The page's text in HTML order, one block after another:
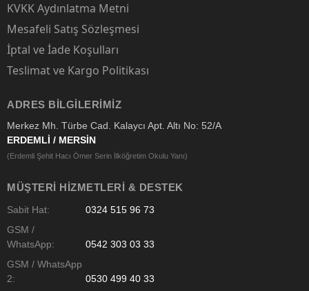
KVKK Aydınlatma Metni
Mesafeli Satış Sözleşmesi
İptal ve İade Koşulları
Teslimat ve Kargo Politikası
ADRES BILGILERIMIZ
Merkez Mh. Türbe Cad. Kalaycı Apt. Altı No: 52/A
ERDEMLİ / MERSİN
(Erdemli Şehit Hacı Ömer Serin İlköğretim Okulu Yanı)
MÜŞTERI HIZMETLERI & DESTEK
Sabit Hat:
0324 515 96 73
GSM /
WhatsApp:
0542 303 03 33
GSM / WhatsApp
2:
0530 499 40 33